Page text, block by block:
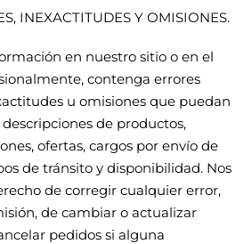
INEXACTITUDES Y OMISIONES.
en nuestro sitio o en el
contenga errores
u omisiones que puedan
de productos,
ofertas, cargos por envío de
de tránsito y disponibilidad. Nos
de corregir cualquier error,
de cambiar o actualizar
pedidos si alguna